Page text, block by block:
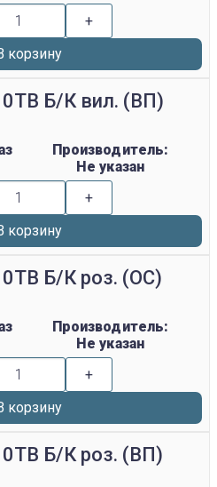
+
корзину
Б/К вил. (ВП)
Производитель:
Не указан
+
корзину
Б/К роз. (ОС)
Производитель:
Не указан
+
корзину
Б/К роз. (ВП)